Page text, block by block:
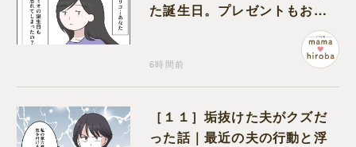
た誕生日。プレゼントもお祝
6時間前
［１１］垢抜けた夫がクズだ
った話｜最近の夫の行動と浮